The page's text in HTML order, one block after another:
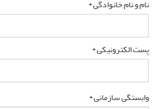
نام و نام خانوادگی *
پست الکترونیکی *
وابستگی سازمانی *